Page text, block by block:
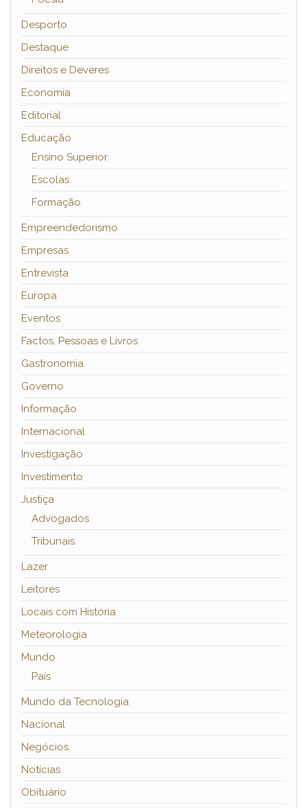
Desporto
Destaque
Direitos e Deveres
Economia
Editorial
Educação
Ensino Superior
Escolas
Formação
Empreendedorismo
Empresas
Entrevista
Europa
Eventos
Factos, Pessoas e Livros
Gastronomia
Governo
Informação
Internacional
Investigação
Investimento
Justiça
Advogados
Tribunais
Lazer
Leitores
Locais com História
Meteorologia
Mundo
País
Mundo da Tecnologia
Nacional
Negócios
Notícias
Obituário